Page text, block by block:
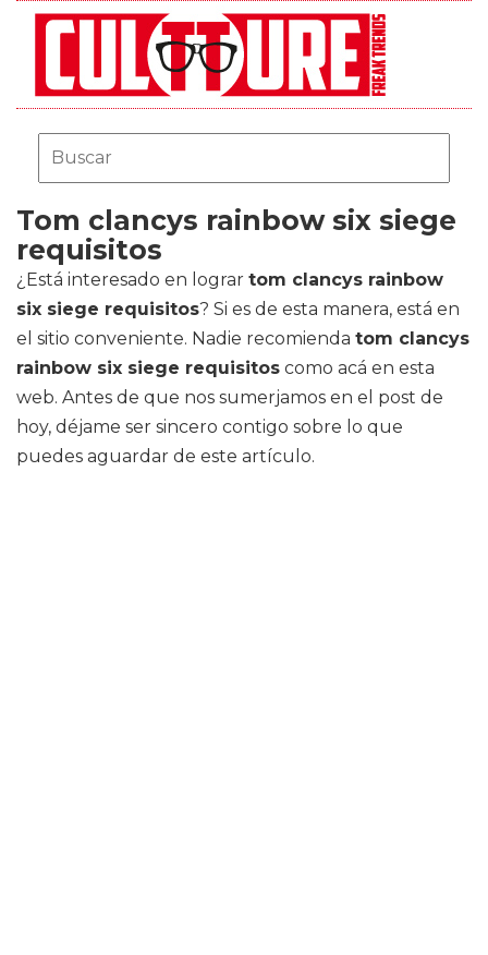
Tom clancys rainbow six siege
requisitos
¿Está interesado en lograr tom clancys rainbow
six siege requisitos? Si es de esta manera, está en
el sitio conveniente. Nadie recomienda tom clancys
rainbow six siege requisitos como acá en esta
web. Antes de que nos sumerjamos en el post de
hoy, déjame ser sincero contigo sobre lo que
puedes aguardar de este artículo.